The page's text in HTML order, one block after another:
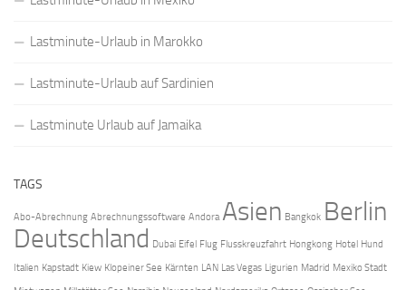
Lastminute-Urlaub in Marokko
Lastminute-Urlaub auf Sardinien
Lastminute Urlaub auf Jamaika
TAGS
Abo-Abrechnung Abrechnungssoftware Andora Asien Bangkok Berlin
Deutschland Dubai Eifel Flug Flusskreuzfahrt Hongkong Hotel Hund
Italien Kapstadt Kiew Klopeiner See Kärnten LAN Las Vegas Ligurien Madrid Mexiko Stadt